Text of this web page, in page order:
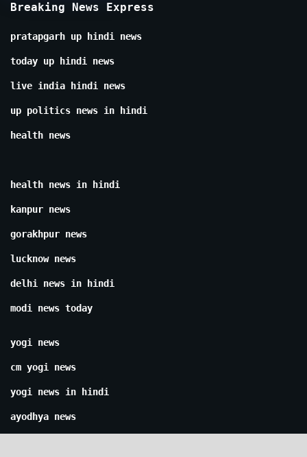
Breaking News Express
pratapgarh up hindi news
today up hindi news
live india hindi news
up politics news in hindi
health news
health news in hindi
kanpur news
gorakhpur news
lucknow news
delhi news in hindi
modi news today
yogi news
cm yogi news
yogi news in hindi
ayodhya news